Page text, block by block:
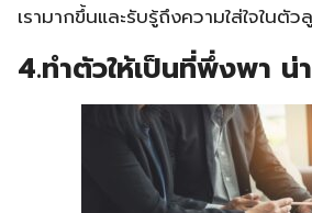
เรามากขึ้นและรับรู้ถึงความใส่ใจในตัว
4.ทำตัวให้เป็นที่พึ่งพา น่